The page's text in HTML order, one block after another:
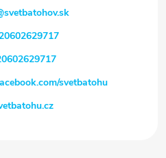
svetbatohov.sk
svetbatohu